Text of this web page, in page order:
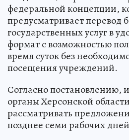
федеральной концепции,
предусматривает перевод
государственных услуг в
формат с возможностью
время суток без
посещения учреждений.
Согласно постановлению,
органы Херсонской
рассматривать
позднее семи рабочих